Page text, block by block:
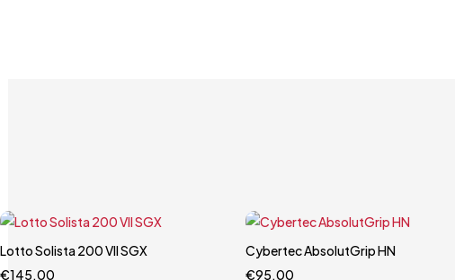
Carrello rapido
Lotto Solista 200 VII SGX
€145.00
Carrello rapido
Cybertec AbsolutGrip HN
€95.00